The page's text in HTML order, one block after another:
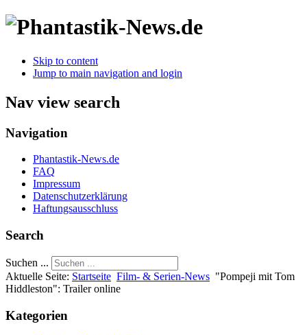
Skip to content
Jump to main navigation and login
Nav view search
Navigation
Phantastik-News.de
FAQ
Impressum
Datenschutzerklärung
Haftungsausschluss
Search
Suchen ...
Aktuelle Seite: Startseite Film- & Serien-News "Pompeji mit Tom
Hiddleston": Trailer online
Kategorien